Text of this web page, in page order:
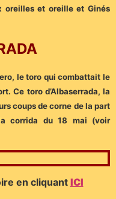
oreilles et oreille et Ginés
le toro qui combattait le
Ce toro d’Albaserrada, la
coups de corne de la part
corrida du 18 mai (voir
en cliquant ICI